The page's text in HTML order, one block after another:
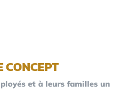
CONCEPT
et à leurs familles un